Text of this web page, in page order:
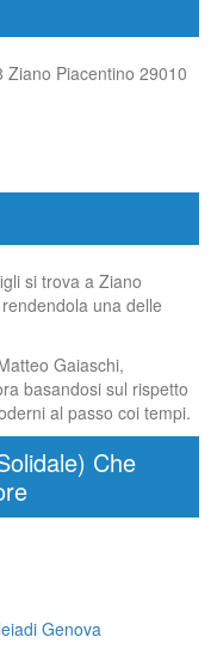
Ziano Piacentino 29010
si trova a Ziano
una delle
Gaiaschi,
basandosi sul rispetto
al passo coi tempi.
Che
Genova